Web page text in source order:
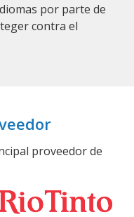
por parte de
contra el
proveedor de